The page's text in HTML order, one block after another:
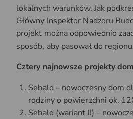
lokalnych warunków. Jak
Główny Inspektor Nadzoru
projekt można odpowiednio
sposób, aby pasował do
Cztery najnowsze projekty
Sebald – nowoczesny dom
rodziny o powierzchni ok.
Sebald (wariant II) –